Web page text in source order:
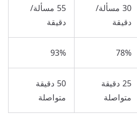
30 مسألة/
دقيقة
55 مسألة/
دقيقة
78%
93%
25 دقيقة
متواصلة
50 دقيقة
متواصلة